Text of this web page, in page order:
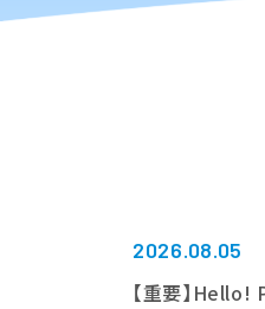
2026.08.05
【重要】